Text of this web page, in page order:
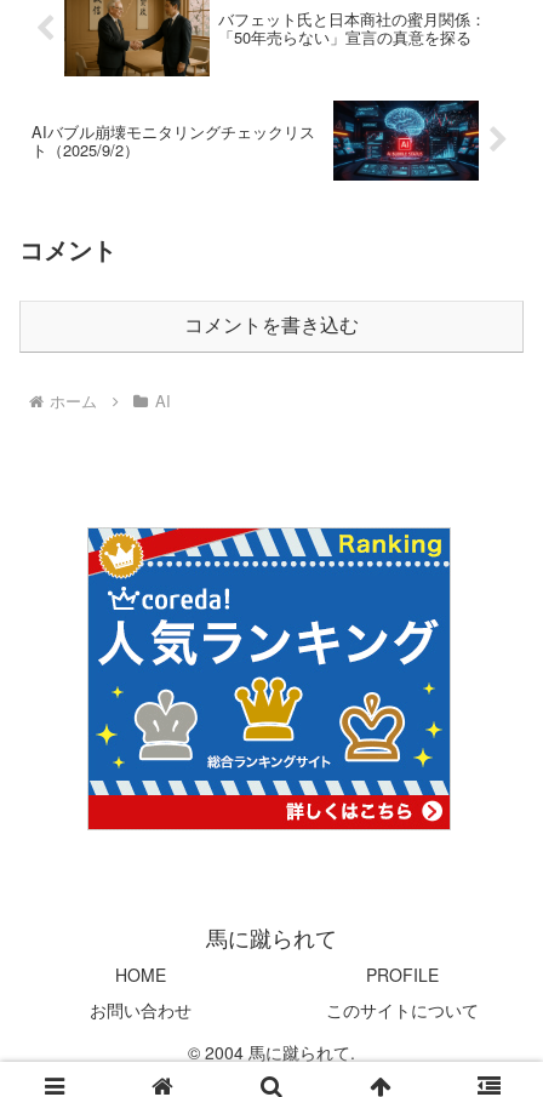
バフェット氏と日本商社の蜜月関係：
「50年売らない」宣言の真意を探る
AIバブル崩壊モニタリングチェックリス
ト（2025/9/2）
コメント
コメントを書き込む
ホーム AI
馬に蹴られて
HOME
PROFILE
お問い合わせ
このサイトについて
© 2004 馬に蹴られて.